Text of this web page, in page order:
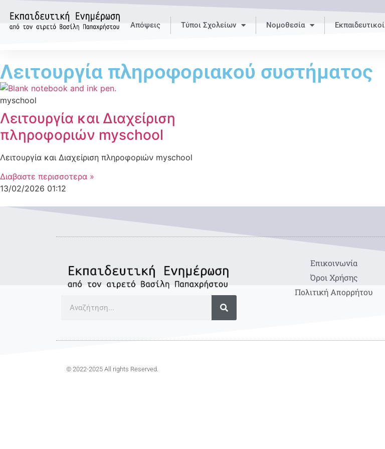
Απόψεις Τύποι Σχολείων Νομοθεσία Εκπαιδευτικοί
Λειτουργία πληροφοριακού συστήματος
myschool
Λειτουργία και Διαχείριση
πληροφοριών myschool
Λειτουργία και Διαχείριση πληροφοριών myschool
Διαβαστε περισσοτερα »
13/02/2026 01:12
Eπικοινωνία
Όροι Χρήσης
Πολιτική Απορρήτου
© 2022-2025 All rights Reserved.